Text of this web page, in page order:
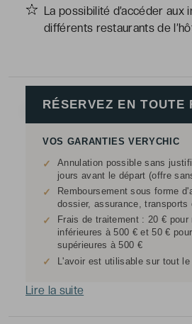
La possibilité d’accéder aux
différents restaurants de
RÉSERVEZ EN TOUTE
VOS GARANTIES VERYCHIC
✓
Annulation possible sans
jours avant le départ (offre
✓
Remboursement sous forme
dossier, assurance, transports
✓
Frais de traitement : 20 € pour
inférieures à 500 € et 50 €
supérieures à 500 €
✓ L'avoir est utilisable sur tout
Lire la suite